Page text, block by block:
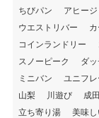
ちびパン
アヒージ
ウエストリバー
コインランドリー
スノーピーク
ダ
ミニバン
ユニフレ
山梨
川遊び 成
立ち寄り湯
美味